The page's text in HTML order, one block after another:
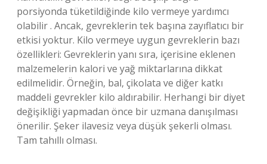
porsiyonda tüketildiğinde kilo vermeye yardımcı
olabilir . Ancak, gevreklerin tek başına zayıflatıcı bir
etkisi yoktur. Kilo vermeye uygun gevreklerin bazı
özellikleri: Gevreklerin yanı sıra, içerisine eklenen
malzemelerin kalori ve yağ miktarlarına dikkat
edilmelidir. Örneğin, bal, çikolata ve diğer katkı
maddeli gevrekler kilo aldırabilir. Herhangi bir diyet
değişikliği yapmadan önce bir uzmana danışılması
önerilir. Şeker ilavesiz veya düşük şekerli olması.
Tam tahıllı olması.